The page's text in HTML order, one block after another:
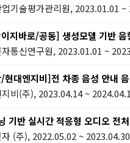
기술평가관리원, 2023.01.01 ~
지바로/공동] 생성모델 기반
통신연구원, 2023.01.01 ~
현대엔지비]전 차종 음성 안내
비(주), 2023.04.14 ~
기반 실시간 적응형 오디오 전
자 (주), 2022.05.02 ~ 2023.04.30